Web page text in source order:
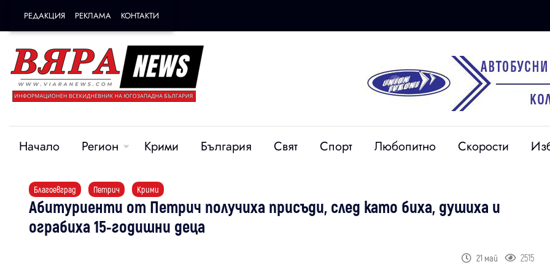
РЕДАКЦИЯ РЕКЛАМА КОНТАКТИ
Начало Регион Крими България Свят Спорт Любопитно Скорости
Благоевград Петрич Крими
Абитуриенти от Петрич получиха присъди, след като биха, душиха и
ограбиха 15-годишни деца
21 май 2515